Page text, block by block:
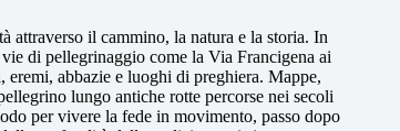
attraverso il cammino, la natura e la storia. In
di pellegrinaggio come la Via Francigena ai
abbazie e luoghi di preghiera. Mappe,
lungo antiche rotte percorse nei secoli
per vivere la fede in movimento, passo dopo